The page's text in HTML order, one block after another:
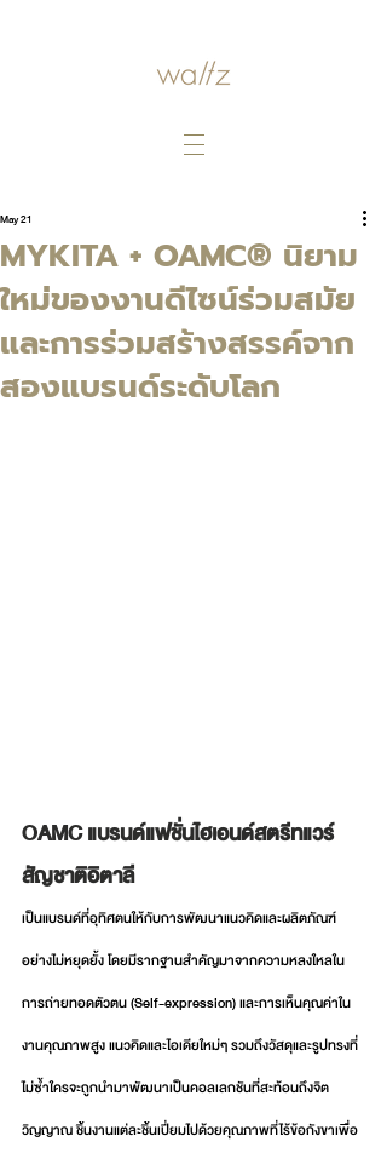
MYKITA + OAMC® นิยาม
ใหม่ของงานดีไซน์ร่วมสมัย
และการร่วมสร้างสรรค์จาก
สองแบรนด์ระดับโลก
May 21
OAMC แบรนด์แฟชั่นไฮเอนด์สตรีทแวร์
สัญชาติอิตาลี
เป็นแบรนด์ที่อุทิศตนให้กับการพัฒนาแนวคิดและผลิตภัณฑ์
อย่างไม่หยุดยั้ง โดยมีรากฐานสำคัญมาจากความหลงใหลใน
การถ่ายทอดตัวตน (Self-expression) และการเห็นคุณค่าใน
งานคุณภาพสูง แนวคิดและไอเดียใหม่ๆ รวมถึงวัสดุและรูปทรงที่
ไม่ซ้ำใครจะถูกนำมาพัฒนาเป็นคอลเลกชันที่สะท้อนถึงจิต
วิญญาณ ชิ้นงานแต่ละชิ้นเปี่ยมไปด้วยคุณภาพที่ไร้ข้อกังขาเพื่อ